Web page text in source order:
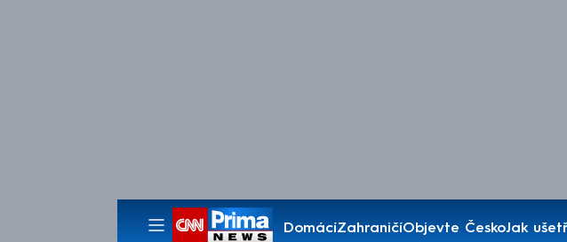
DomácíZahraničíObjevte ČeskoJak